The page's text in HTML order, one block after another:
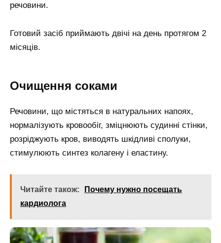
речовини.
Готовий засіб приймають двічі на день протягом 2
місяців.
Очищення соками
Речовини, що містяться в натуральних напоях,
нормалізують кровообіг, зміцнюють судинні стінки,
розріджують кров, виводять шкідливі сполуки,
стимулюють синтез колагену і еластину.
Читайте також:
Почему нужно посещать
кардиолога